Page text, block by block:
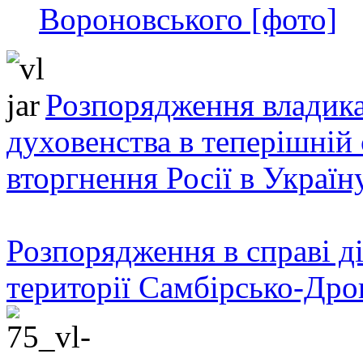
Вороновського [фото]
Розпорядження
духовенства в теперішній
вторгнення Росії в
Розпорядження в справі
території Самбірсько-